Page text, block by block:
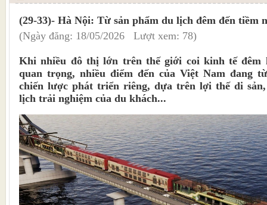
(29-33)- Hà Nội: Từ sản phẩm du lịch đêm đến tiềm
(Ngày đăng: 18/05/2026 Lượt xem: 78)
Khi nhiều đô thị lớn trên thế giới coi kinh tế đêm
quan trọng, nhiều điểm đến của Việt Nam đang
chiến lược phát triển riêng, dựa trên lợi thế di
lịch trải nghiệm của du khách...